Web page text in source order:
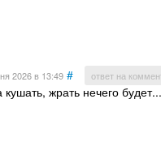
2026в 13:49 # ответ на
кушать, жрать нечего